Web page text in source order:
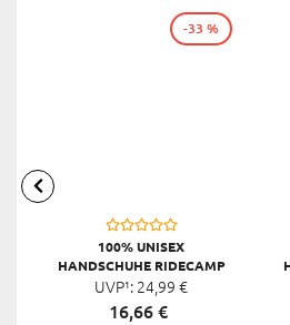
100% UNISEX
HANDSCHUHE RIDECAMP
UVP¹: 24,99 €
16,66€
-33 %